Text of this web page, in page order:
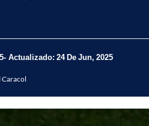
Actualizado: 24 De Jun, 2025
Caracol